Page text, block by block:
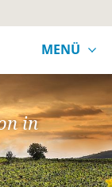
MENÜ
in